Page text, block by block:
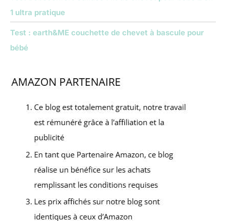
1 ultra pratique
Test : earth&ME couchette de chevet à bascule pour
bébé